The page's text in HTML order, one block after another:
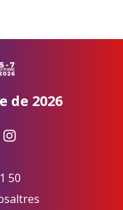
de 2026
50